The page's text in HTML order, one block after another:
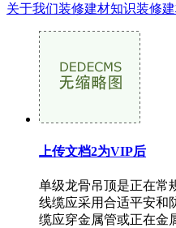
关于我们装修建材知识装修
上传文档2为VIP后
单级龙骨吊顶是正在常
线缆应采用合适平安和
缆应穿金属管或正在金